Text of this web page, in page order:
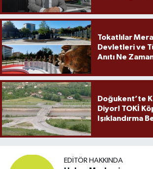
Tokatlılar
Devletleri ve
Anıtı Ne
Doğukent’te
Diyor! TOKİ
Işıklandırma
EDITÖR HAKKINDA